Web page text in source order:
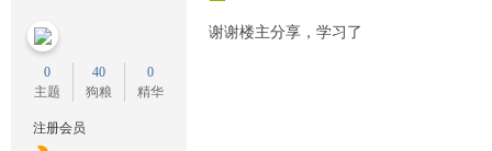
0
主题
40
狗粮
0
精华
注册会员
谢谢楼主分享，学习了